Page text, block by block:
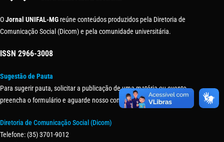
OJornal UNIFAL-MG reúne conteúdos produzidos pela Diretoria de
Comunicação Social (Dicom) e pela comunidade universitária.
ISSN 2966-3008
Sugestão de Pauta
Para sugerir pauta, solicitar a publicação de uma matéria ou evento,
preencha o formulário e aguarde nosso contato.
Diretoria de Comunicação Social (Dicom)
Telefone: (35) 3701-9012